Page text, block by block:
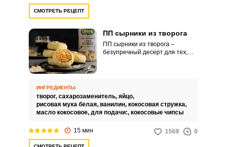
СМОТРЕТЬ РЕЦЕПТ
ПП сырники из творога
ПП сырники из творога –
безупречный десерт для тех,
не только для вкусных завтраков
и перекусов, а также для ужинов.
ИНГРЕДИЕНТЫ
творог, сахарозаменитель, яйцо,
рисовая мука белая, ванилин, кокосовая стружка,
масло кокосовое, для подачи:, кокосовые чипсы
15 мин 1569 0